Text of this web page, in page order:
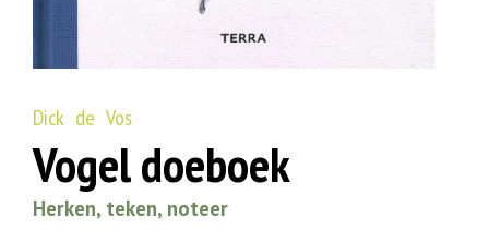
Dick de Vos
Vogel doeboek
Herken, teken, noteer